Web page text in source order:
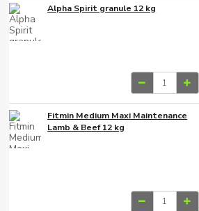
Alpha Spirit granule 12 kg
Fitmin Medium Maxi Maintenance
Lamb & Beef 12 kg